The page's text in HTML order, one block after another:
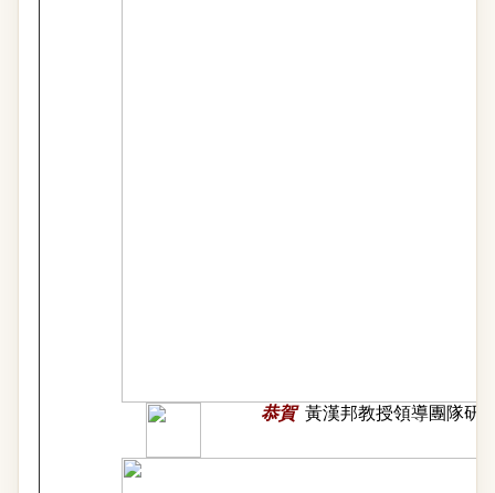
恭賀 黃漢邦教授領導團隊研